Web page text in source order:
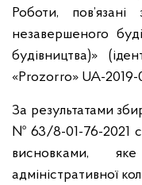
Роботи,
незавершеного
будівництва)»
«Prozorro» UA-
За результатами
№ 63/8-01-76-2021
висновками,
адміністративної